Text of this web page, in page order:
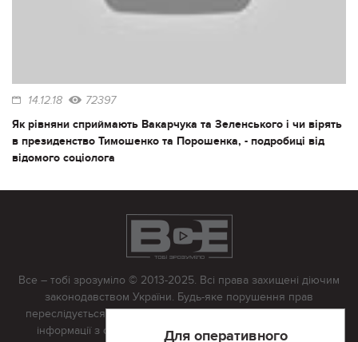
14.12.18 72397
Як рівняни сприймають Вакарчука та Зеленського і чи вірять
в президенство Тимошенко та Порошенка, - подробиці від
відомого соціолога
Для оперативного
Все – тобі зрозуміло © 2013-2025. Всі права захищені діючим
законодавством України. Будь-яке порушення прав
переслідується в судовому порядку. Будь-яке відтворення
інформації з сайту тільки з письмово дозволу редакції.